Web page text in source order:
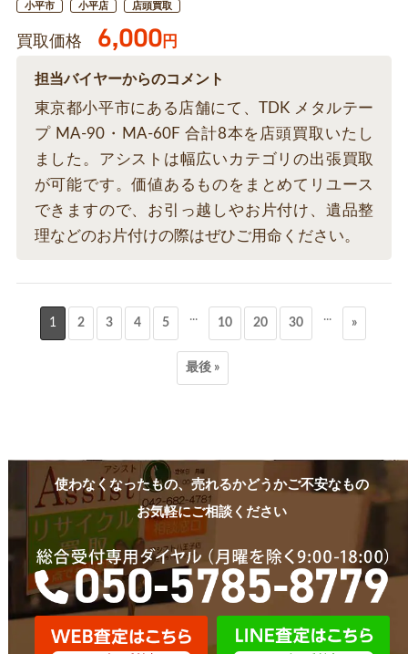
小平市 小平店 店頭買取
買取価格 6,000円
担当バイヤーからのコメント
東京都小平市にある店舗にて、TDK メタルテー
プ MA-90・MA-60F 合計8本を店頭買取いたし
ました。アシストは幅広いカテゴリの出張買取
が可能です。価値あるものをまとめてリユース
できますので、お引っ越しやお片付け、遺品整
理などのお片付けの際はぜひご用命ください。
1 2 3 4 5 ... 10 20 30 ... »
最後 »
使わなくなったもの、売れるかどうかご不安なもの
お気軽にご相談ください